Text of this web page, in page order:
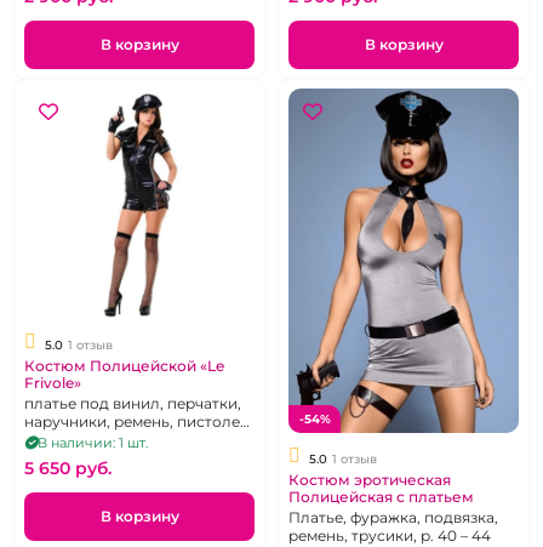
В корзину В корзину
5.0 1 отзыв
Костюм Полицейской «Le
Frivole»
платье под винил, перчатки,
наручники, ремень, пистолет,
чулки, р. 46-48
В наличии: 1 шт.
5 650 pуб.
В корзину
-54%
5.0 1 отзыв
Костюм эротическая
Полицейская с платьем
Платье, фуражка, подвязка,
ремень, трусики, р. 40 – 44